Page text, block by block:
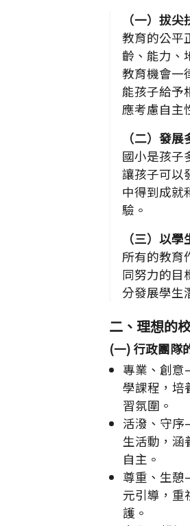
（一）拔
教育的公平
齡、能力、
教育機會一
能孩子給予
應考慮自主
（二）發
國小是孩子
讓孩子可以
中得到成就
驗。
（三）以
所有的教育
同努力的目
分發展學生
二、理想的
(一) 行政團隊
專業、創
學課程，培
習氛圍。
活潑、守
生活動，涵
自主。
尊重、生
元引導，重
護。